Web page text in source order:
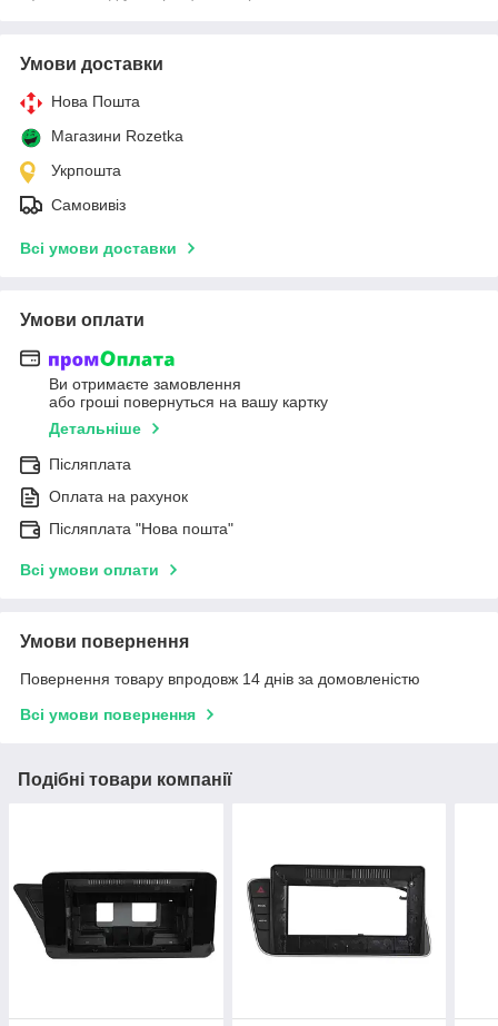
Умови доставки
Нова Пошта
Магазини Rozetka
Укрпошта
Самовивіз
Всі умови доставки
Умови оплати
Ви отримаєте замовлення
або гроші повернуться на вашу картку
Детальніше
Післяплата
Оплата на рахунок
Післяплата "Нова пошта"
Всі умови оплати
Умови повернення
Повернення товару впродовж 14 днів за домовленістю
Всі умови повернення
Подібні товари компанії